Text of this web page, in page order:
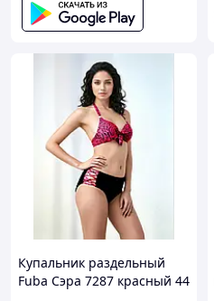
Купальник раздельный
Fuba Сэра 7287 красный 44